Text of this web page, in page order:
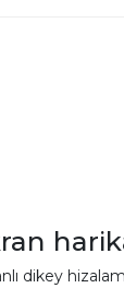
dikey